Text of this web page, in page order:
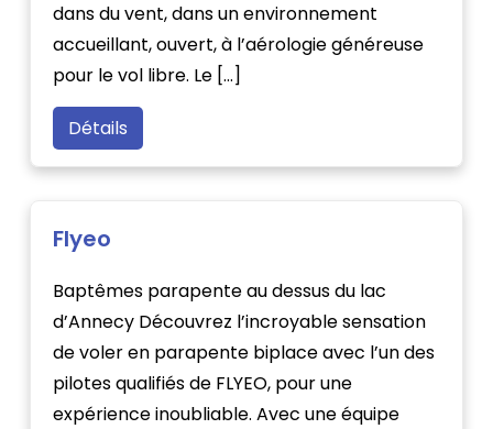
dans du vent, dans un environnement
accueillant, ouvert, à l’aérologie généreuse
pour le vol libre. Le […]
Détails
Flyeo
Baptêmes parapente au dessus du lac
d’Annecy Découvrez l’incroyable sensation
de voler en parapente biplace avec l’un des
pilotes qualifiés de FLYEO, pour une
expérience inoubliable. Avec une équipe